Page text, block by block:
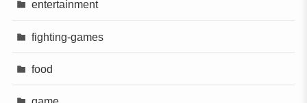
entertainment
fighting-games
food